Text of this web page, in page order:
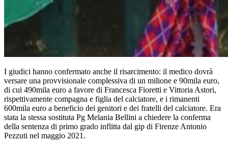
I giudici hanno confermato anche il risarcimento: il medico dovrà
versare una provvisionale complessiva di un milione e 90mila euro,
di cui 490mila euro a favore di Francesca Fioretti e Vittoria Astori,
rispettivamente compagna e figlia del calciatore, e i rimanenti
600mila euro a beneficio dei genitori e dei fratelli del calciatore. Era
stata la stessa sostituta Pg Melania Bellini a chiedere la conferma
della sentenza di primo grado inflitta dal gip di Firenze Antonio
Pezzuti nel maggio 2021.